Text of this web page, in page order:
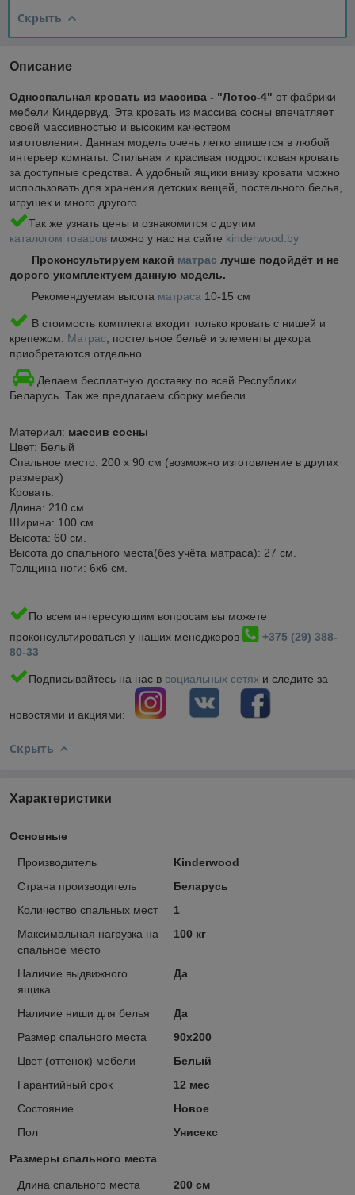
Скрыть
Описание
Односпальная кровать из массива - "Лотос-4" от фабрики
мебели Киндервуд. Эта кровать из массива сосны впечатляет
своей массивностью и высоким качеством
изготовления. Данная модель очень легко впишется в любой
интерьер комнаты. Стильная и красивая подростковая кровать
за доступные средства. А удобный ящики внизу кровати можно
использовать для хранения детских вещей, постельного белья,
игрушек и много другого.
Так же узнать цены и ознакомится с другим
каталогом товаров можно у нас на сайте kinderwood.by
Проконсультируем какой матрас лучше подойдёт и не
дорого укомплектуем данную модель.
Рекомендуемая высота матраса 10-15 см
В стоимость комплекта входит только кровать с нишей и
крепежом. Матрас , постельное бельё и элементы декора
приобретаются отдельно
Делаем бесплатную доставку по всей Республики
Беларусь. Так же предлагаем сборку мебели
Материал: массив сосны
Цвет: Белый
Спальное место: 200 х 90 см (возможно изготовление в других
размерах)
Кровать:
Длина: 210 см.
Ширина: 100 см.
Высота: 60 см.
Высота до спального места(без учёта матраса): 27 см.
Толщина ноги: 6x6 см.
По всем интересующим вопросам вы можете
проконсультироваться у наших менеджеров
+375 (29) 388-
80-33
Подписывайтесь на нас в социальных сетях и следите за
новостями и акциями:
Скрыть
Характеристики
Основные
Производитель
Kinderwood
Страна производитель
Беларусь
Количество спальных мест
1
Максимальная нагрузка на
спальное место
100 кг
Наличие выдвижного
ящика
Да
Наличие ниши для белья
Да
Размер спального места
90х200
Цвет (оттенок) мебели
Белый
Гарантийный срок
12 мес
Состояние
Новое
Пол
Унисекс
Размеры спального места
Длина спального места 200 см